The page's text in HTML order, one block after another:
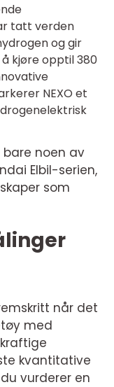
tatt verden
og gir
kjøre opptil 380
NEXO et
bare noen av
Elbil-serien,
som
når det
med
kvantitative
vurderer en